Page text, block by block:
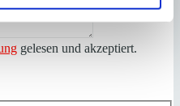
gelesen und akzeptiert.